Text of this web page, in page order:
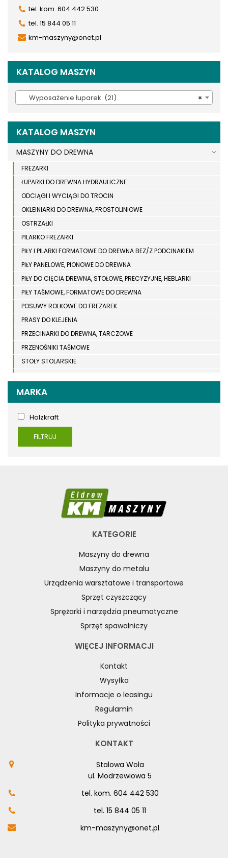
tel. kom. 604 442 530
tel. 15 844 05 11
km-maszyny@onet.pl
KATALOG MASZYN
×
Wyposażenie łuparek (21)
KATALOG MASZYN
MASZYNY DO DREWNA
FREZARKI
ŁUPARKI DO DREWNA HYDRAULICZNE
ODCIĄGI I WYCIĄGI DO TROCIN
OKLEINIARKI DO DREWNA, PROSTOLINIOWE
OSTRZAŁKI
PILARKO FREZARKI
PIŁY I PILARKI FORMATOWE DO DREWNA BEZ/Z PODCINAKIEM
PIŁY PANELOWE, PIONOWE DO DREWNA
PIŁY DO CIĘCIA DREWNA, STOŁOWE, PRECYZYJNE, HEBLARKI
PIŁY TAŚMOWE, FORMATOWE DO DREWNA
POSUWY ROLKOWE DO FREZAREK
PRASY DO KLEJENIA
PRZECINARKI DO DREWNA, TARCZOWE
PRZENOŚNIKI TAŚMOWE
STOŁY STOLARSKIE
STRUGARKI DO DREWNA
STOJAKI HOLZSTAR
SZCZOTKARKI
KRAWĘDZIOWE
WIERTARKI POZIOME DO DREWNA, WIELOWRZECIONOWE,
WYRZYNARKI DO DREWNA, STOŁOWE
WYPOSAŻENIE ŁUPAREK
WYPOSAŻENIE ODCIĄGÓW MASZYN DO DREWNA
WYPOSAŻENIE OKLEINIAREK
WYPOSAŻENIE PIŁ FORMATOWYCH
WYPOSAŻENIE PIŁ STOŁOWYCH
WYPOSAŻENIE PIŁ TARCZOWYCH DO DREWNA
WYPOSAŻENIE POSUWÓW
WYPOSAŻENIE STRUGAREK
WYPOSAŻENIE SZCZOTKAREK
WYPOSAŻENIE SZLIFIEREK DO DREWNA
WYPOSAŻENIE TOKAREK
WYPOSAŻENIE WYRZYNAREK
MASZYNY DO METALU
URZĄDZENIA WARSZTATOWE I TRANSPORTOWE
MARKA
Holzkraft
FILTRUJ
KATEGORIE
Maszyny do drewna
Maszyny do metalu
Urządzenia warsztatowe i transportowe
Sprzęt czyszczący
Sprężarki i narzędzia pneumatyczne
Sprzęt spawalniczy
WIĘCEJ INFORMACJI
Kontakt
Wysyłka
Informacje o leasingu
Regulamin
Polityka prywatności
KONTAKT
Stalowa Wola
ul. Modrzewiowa 5
tel. kom. 604 442 530
tel. 15 844 05 11
km-maszyny@onet.pl